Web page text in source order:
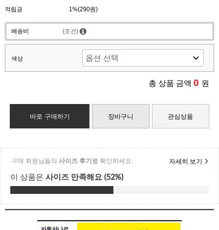
적립금 1%(290원)
배송비 (조건)
색상
총 상품 금액 0 원
바로 구매하기 장바구니 관심상품